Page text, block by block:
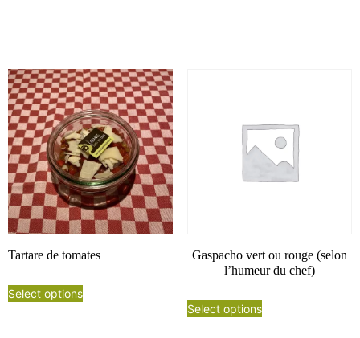
Tartare de tomates
Select options
Gaspacho vert ou rouge (selon
l’humeur du chef)
Select options